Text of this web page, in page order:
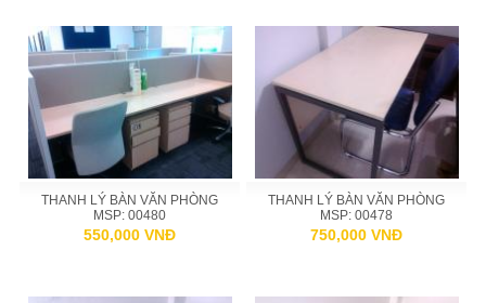
THANH LÝ BÀN VĂN PHÒNG
MSP: 00480
550,000 VNĐ
THANH LÝ BÀN VĂN PHÒNG
MSP: 00478
750,000 VNĐ